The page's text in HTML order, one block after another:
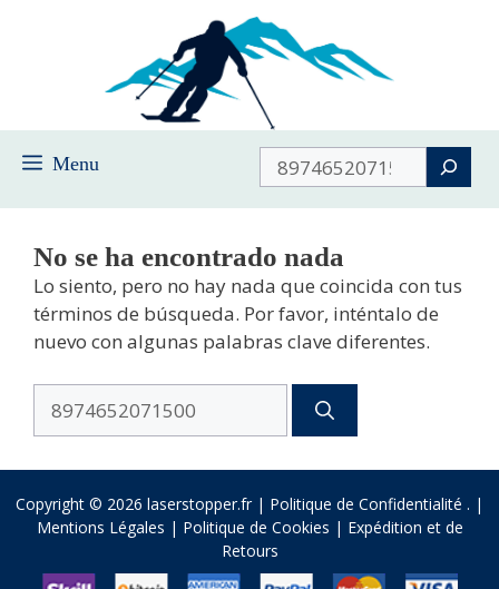
Menu Buscar
No se ha encontrado nada
Lo siento, pero no hay nada que coincida con tus
términos de búsqueda. Por favor, inténtalo de
nuevo con algunas palabras clave diferentes.
Copyright © 2026 laserstopper.fr | Politique de Confidentialité . |
Mentions Légales | Politique de Cookies | Expédition et de
Retours